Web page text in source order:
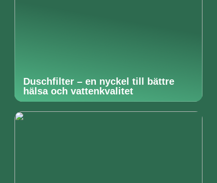
Duschfilter – en nyckel till bättre
hälsa och vattenkvalitet